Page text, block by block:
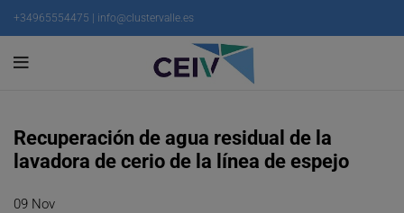
+34965554475 | info@clustervalle.es
Recuperación de agua residual de la
lavadora de cerio de la línea de espejo
09 Nov